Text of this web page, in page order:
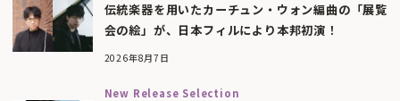
伝統楽器を用いたカーチュン・ウォン編曲の「展覧
会の絵」が、日本フィルにより本邦初演！
2026年8月7日
New Release Selection